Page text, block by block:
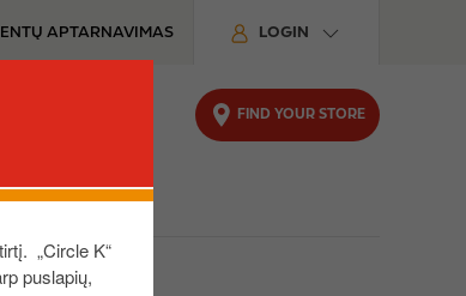
„Circle K“
puslapių,
APTARNAVIMAS LOGIN
FIND YOUR STORE